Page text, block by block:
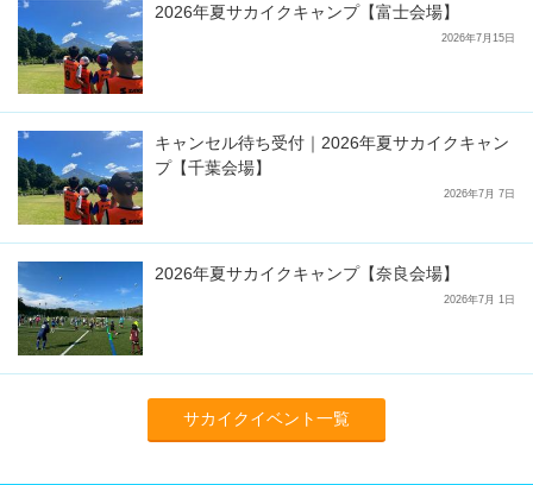
2026年夏サカイクキャンプ【富士会場】
2026年7月15日
キャンセル待ち受付｜2026年夏サカイクキャン
プ【千葉会場】
2026年7月 7日
2026年夏サカイクキャンプ【奈良会場】
2026年7月 1日
サカイクイベント一覧